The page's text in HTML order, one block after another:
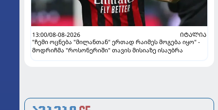
13:00/08-08-2026
ᲘᲢᲐᲚᲘᲐ
"ჩემი ოცნება "მილანთან" ერთად რაიმეს მოგება იყო" -
მოდრიჩმა "როსონერიში" თავის მისიაზე ისაუბრა